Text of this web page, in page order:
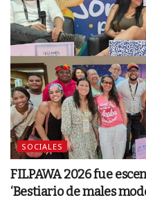
SOCIALES
FILPAWA 2026 fue
‘Bestiario de males